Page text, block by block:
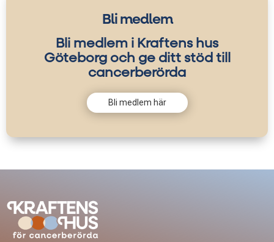
Bli medlem
Bli medlem i Kraftens hus
Göteborg och ge ditt stöd till
cancerberörda
Bli medlem här